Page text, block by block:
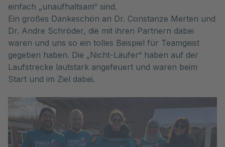
einfach „unaufhaltsam“ sind.
Ein großes Dankeschön an Dr. Constanze Merten und
Dr. Andre Schröder, die mit ihren Partnern dabei
waren und uns so ein tolles Beispiel für Teamgeist
gegeben haben. Die „Nicht-Läufer“ haben auf der
Laufstrecke lautstark angefeuert und waren beim
Start und im Ziel dabei.